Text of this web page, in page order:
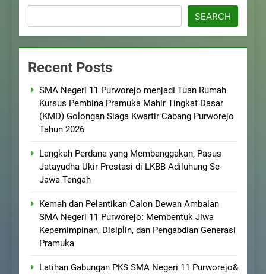
SEARCH
Recent Posts
SMA Negeri 11 Purworejo menjadi Tuan Rumah
Kursus Pembina Pramuka Mahir Tingkat Dasar
(KMD) Golongan Siaga Kwartir Cabang Purworejo
Tahun 2026
Langkah Perdana yang Membanggakan, Pasus
Jatayudha Ukir Prestasi di LKBB Adiluhung Se-
Jawa Tengah
Kemah dan Pelantikan Calon Dewan Ambalan
SMA Negeri 11 Purworejo: Membentuk Jiwa
Kepemimpinan, Disiplin, dan Pengabdian Generasi
Pramuka
Latihan Gabungan PKS SMA Negeri 11 Purworejo&